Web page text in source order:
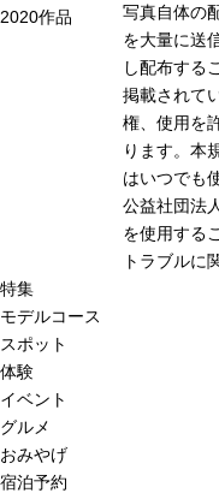
2020作品
写真自体の
を大量に送
し配布する
掲載されて
権、使用を
ります。本
はいつでも
公益社団法
を使用する
トラブルに
特集
モデルコース
スポット
体験
イベント
グルメ
おみやげ
宿泊予約